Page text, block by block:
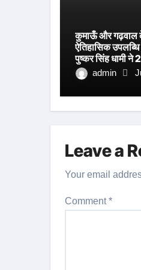
कुमाऊँ और गढ़वाल
ऐतिहासिक
पुष्कर सिंह धामी ने
रुपये की लागत से
सेतु का किया
admin
Leave a
Your email
Comment*